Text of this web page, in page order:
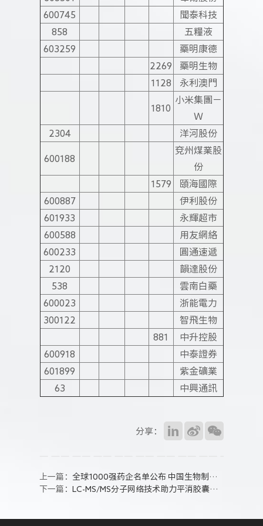
600745
聞泰科技
858
五糧液
603259
藥明康德
2269
藥明生物
1128
永利澳門
1810
小米集團－
Ｗ
2304
洋河股份
600188
兗州煤業股
份
1579
頤海國際
600887
伊利股份
601933
永輝超市
600588
用友網絡
600233
圓通速遞
2120
韻達股份
538
雲南白藥
600023
浙能電力
300122
智飛生物
881
中升控股
600918
中泰證券
601899
紫金礦業
63
中興通訊
分享：
上一篇：全球1000强药企名单公布 中国生物制药排名第45位
下一篇：LC-MS/MS分子网络技术助力平消胶囊科学发展